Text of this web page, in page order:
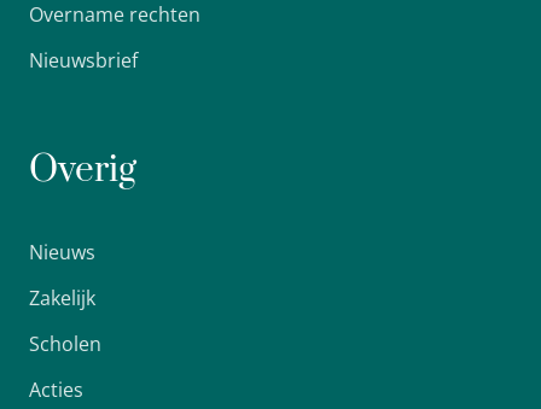
Overname rechten
Nieuwsbrief
Overig
Nieuws
Zakelijk
Scholen
Acties